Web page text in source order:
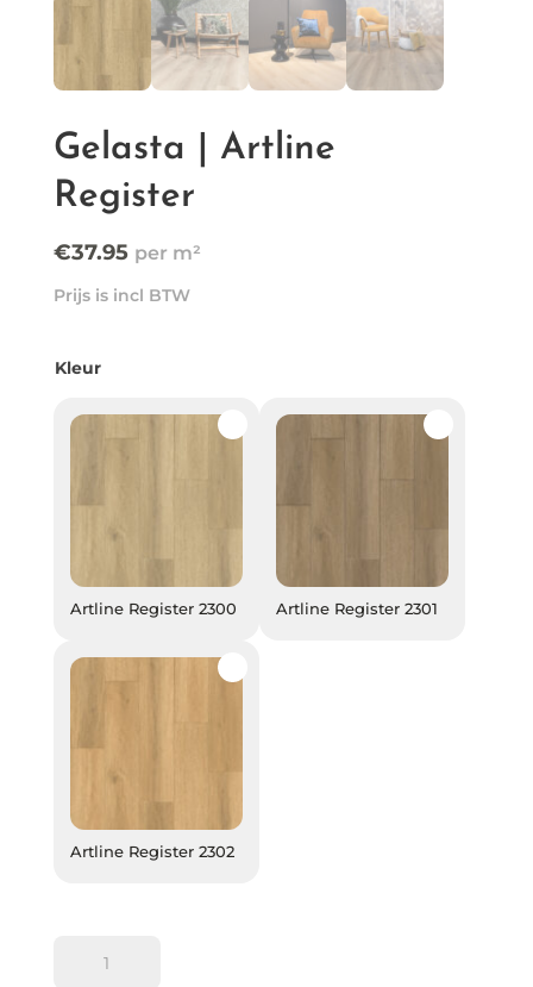
Gelasta | Artline
Register
€37.95
Prijs is incl BTW
Kleur
Artline Register 2300
Artline Register 2300
Artline Register 2301
Artline Register 2301
Artline Register 2302
Artline Register 2302